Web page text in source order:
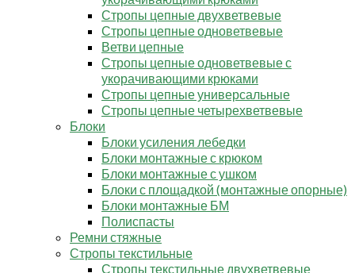
Стропы цепные двухветвевые
Стропы цепные одноветвевые
Ветви цепные
Стропы цепные одноветвевые с
укорачивающими крюками
Стропы цепные универсальные
Стропы цепные четырехветвевые
Блоки
Блоки усиления лебедки
Блоки монтажные с крюком
Блоки монтажные с ушком
Блоки с площадкой (монтажные опорные)
Блоки монтажные БМ
Полиспасты
Ремни стяжные
Стропы текстильные
Стропы текстильные двухветвевые